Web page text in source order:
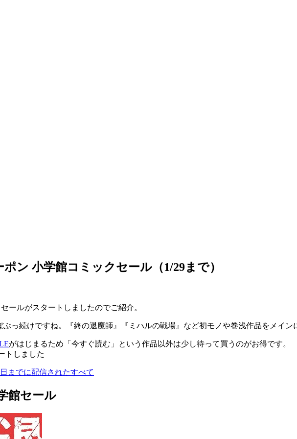
ポン 小学館コミックセール（1/29まで）
ールがスタートしましたのでご紹介。
っ続けですね。『終の退魔師』『ミハルの戦場』など初モノや巻浅作品をメイン
がはじまるため「今すぐ読む」という作品以外は少し待って買うのがお得です。
トしました
までに配信されたすべて
館セール